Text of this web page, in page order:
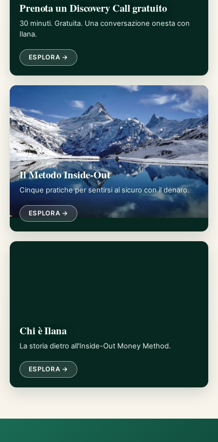
Prenota un Discovery Call gratuito
30 minuti. Gratuita. Una conversazione onesta con
Ilana.
ESPLORA →
Il Metodo Inside-Out
Cinque pratiche per sentirsi al sicuro con il denaro.
ESPLORA →
Chi è Ilana
La storia dietro all'Inside-Out Money Method.
ESPLORA →